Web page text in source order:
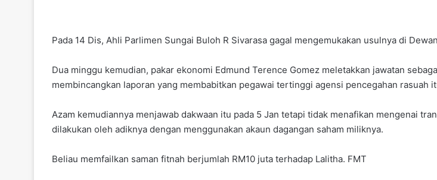
Pada 14 Dis, Ahli Parlimen Sungai Buloh R Sivarasa gagal mengemukakan usulnya di
Dua minggu kemudian, pakar ekonomi Edmund Terence Gomez meletakkan jawatan
membincangkan laporan yang membabitkan pegawai tertinggi agensi pencegahan rasuah
Azam kemudiannya menjawab dakwaan itu pada 5 Jan tetapi tidak menafikan mengenai
dilakukan oleh adiknya dengan menggunakan akaun dagangan saham miliknya.
Beliau memfailkan saman fitnah berjumlah RM10 juta terhadap Lalitha. FMT